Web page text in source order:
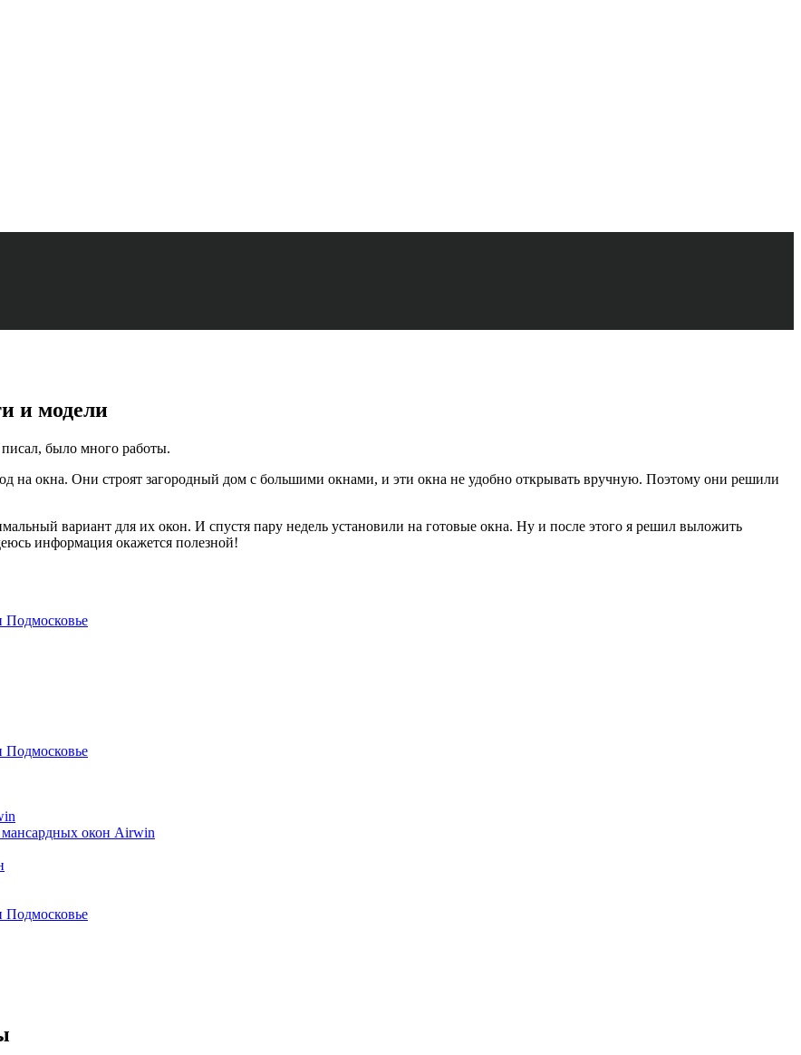
и модели
было много работы.
на окна. Они строят загородный дом с большими окнами, и эти окна не удобно открывать вручную. Поэтому они решили
вариант для их окон. И спустя пару недель установили на готовые окна. Ну и после этого я решил выложить
информация окажется полезной!
Подмосковье
Подмосковье
окон Airwin
Подмосковье